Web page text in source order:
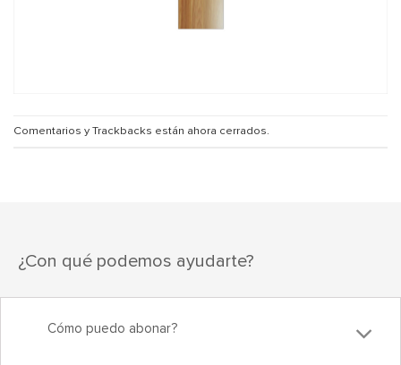
Comentarios y Trackbacks están ahora cerrados.
¿Con qué podemos ayudarte?
Cómo puedo abonar?